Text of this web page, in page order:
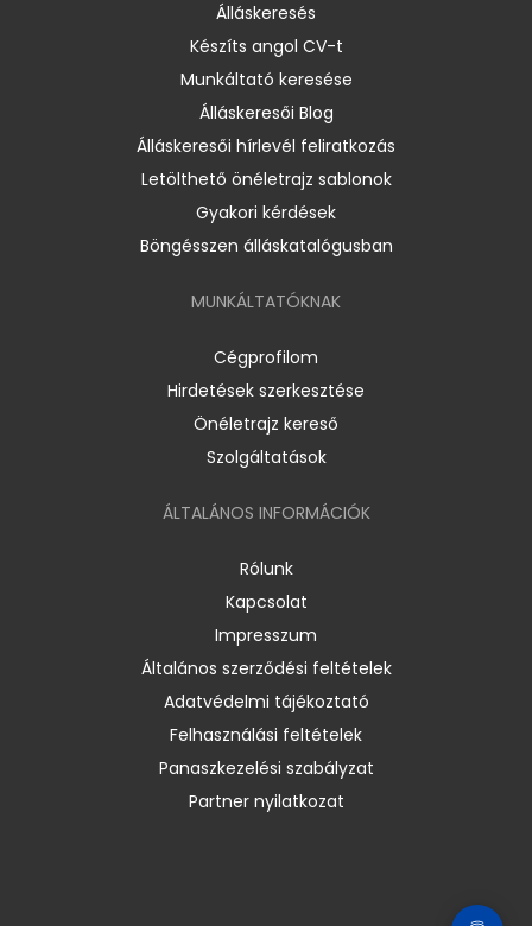
Álláskeresés
Készíts angol CV-t
Munkáltató keresése
Álláskeresői Blog
Álláskeresői hírlevél feliratkozás
Letölthető önéletrajz sablonok
Gyakori kérdések
Böngésszen álláskatalógusban
MUNKÁLTATÓKNAK
Cégprofilom
Hirdetések szerkesztése
Önéletrajz kereső
Szolgáltatások
ÁLTALÁNOS INFORMÁCIÓK
Rólunk
Kapcsolat
Impresszum
Általános szerződési feltételek
Adatvédelmi tájékoztató
Felhasználási feltételek
Panaszkezelési szabályzat
Partner nyilatkozat